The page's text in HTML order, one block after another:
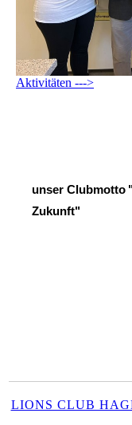
Aktivitäten --->
unser Clubmotto
Zukunft"
LIONS CLUB